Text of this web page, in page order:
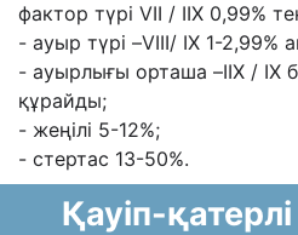
фактор түрі VII / IIX 0,99%
- ауыр түрі –VIII/ IX 1-2,99%
- ауырлығы орташа –IIX / IX
құрайды;
- жеңілі 5-12%;
- стертас 13-50%.
Қауіп-